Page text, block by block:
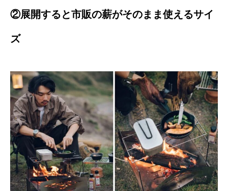
②展開すると市販の薪がそのまま使えるサイ
ズ